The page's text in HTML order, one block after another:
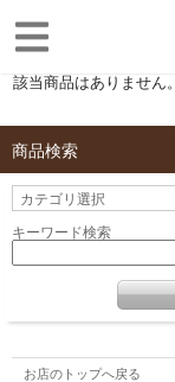
該当商品はありません。
商品検索
キーワード検索
お店のトップへ戻る